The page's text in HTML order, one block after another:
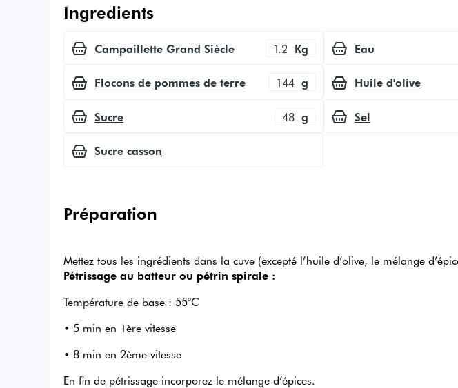
Ingredients
Campaillette Grand Siècle 1.2 Kg Eau
Flocons de pommes de terre 144 g Huile d'olive
Sucre 48 g Sel
Sucre casson
Préparation
Mettez tous les ingrédients dans la cuve (excepté l’huile d’olive, le mélange
Pétrissage au batteur ou pétrin spirale :
Température de base : 55°C
• 5 min en 1ère vitesse
• 8 min en 2ème vitesse
En fin de pétrissage incorporez le mélange d’épices.